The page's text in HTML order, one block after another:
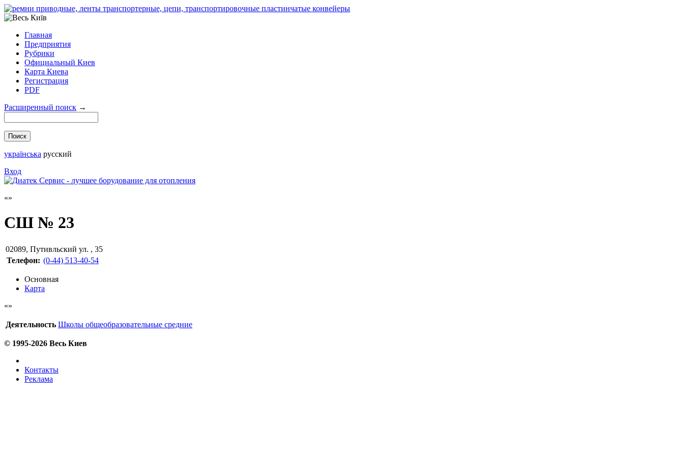
Главная
Предприятия
Рубрики
Официальный Киев
Карта Киева
Регистрация
PDF
Расширенный поиск →
українська русский
Вход
СШ № 23
02089, Путивльский ул. , 35
Телефон: (0-44) 513-40-54
Основная
Карта
Деятельность Школы общеобразовательные средние
© 1995-2026 Весь Киев
Контакты
Реклама